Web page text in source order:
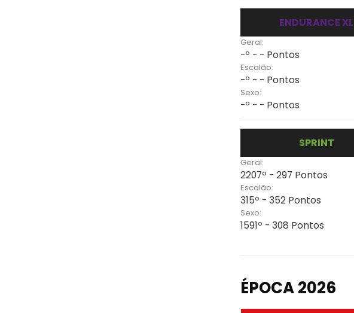
ENDURANCE XL
Geral:
-º - - Pontos
Escalão:
-º - - Pontos
Sexo:
-º - - Pontos
SPRINT
Geral:
2207º - 297 Pontos
Escalão:
315º - 352 Pontos
Sexo:
1591º - 308 Pontos
ÉPOCA 2026